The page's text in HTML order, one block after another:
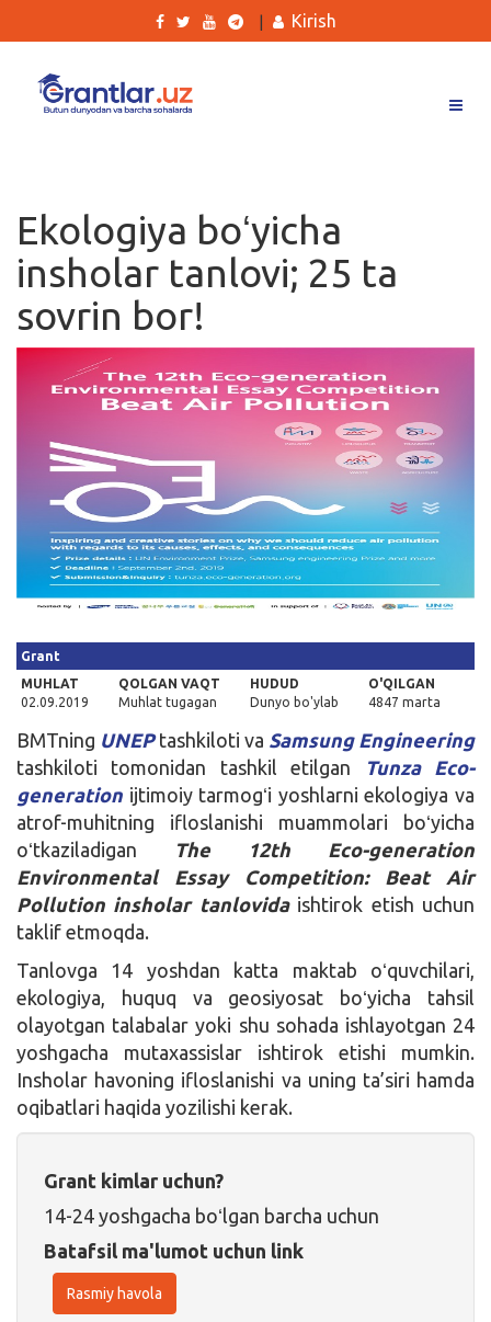
Ishlar
Kurslar
Blog
Qidirish
Kirish
Ekologiya boʻyicha
insholar tanlovi; 25 ta
sovrin bor!
Grant
MUHLAT
02.09.2019
QOLGAN VAQT
Muhlat tugagan
HUDUD
Dunyo bo'ylab
O'QILGAN
4847 marta
BMTning UNEPtashkiloti va Samsung Engineering
tashkiloti tomonidan tashkil etilgan
Tunza Eco-
generation ijtimoiy tarmogʻi yoshlarni ekologiya va
atrof-muhitning ifloslanishi muammolari boʻyicha
oʻtkaziladigan
The 12th Eco-generation
Environmental Essay Competition: Beat Air
Pollution insholar tanlovida ishtirok etish uchun
taklif etmoqda.
Tanlovga 14 yoshdan katta maktab oʻquvchilari,
ekologiya, huquq va geosiyosat boʻyicha tahsil
olayotgan talabalar yoki shu sohada ishlayotgan 24
yoshgacha mutaxassislar ishtirok etishi mumkin.
Insholar havoning ifloslanishi va uning ta’siri hamda
oqibatlari haqida yozilishi kerak.
Grant kimlar uchun?
14-24 yoshgacha boʻlgan barcha uchun
Batafsil ma'lumot uchun link
Rasmiy havola